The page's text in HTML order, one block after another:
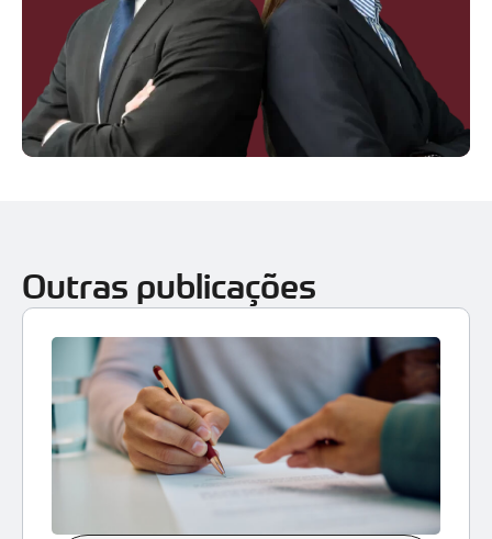
Outras publicações